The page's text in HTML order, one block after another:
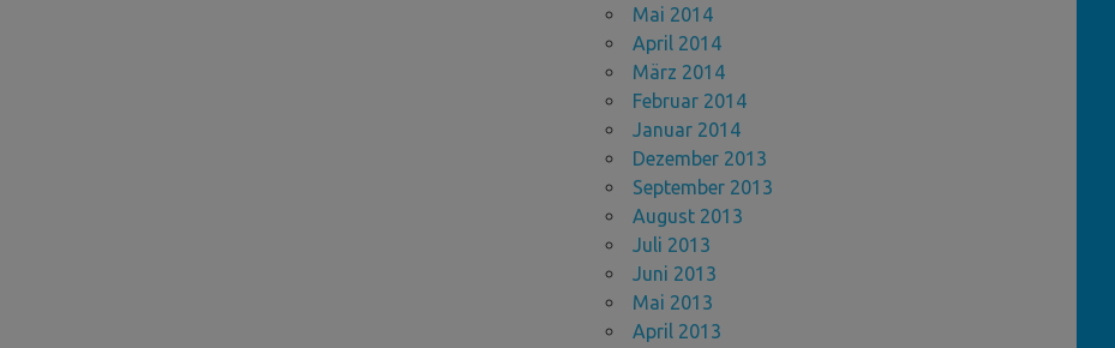
Mai 2014
April 2014
März 2014
Februar 2014
Januar 2014
Dezember 2013
September 2013
August 2013
Juli 2013
Juni 2013
Mai 2013
April 2013